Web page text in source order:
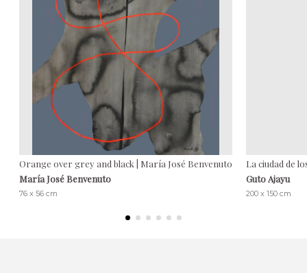
Orange over grey and black | María José Benvenuto
María José Benvenuto
76 x 56 cm
La ciudad de
Guto Ajayu
200 x 150 cm